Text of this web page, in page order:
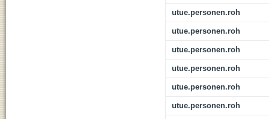
utue.personen.roh
utue.personen.roh
utue.personen.roh
utue.personen.roh
utue.personen.roh
utue.personen.roh